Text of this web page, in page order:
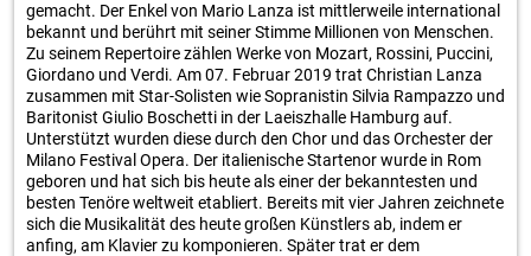
gemacht. Der Enkel von Mario Lanza ist mittlerweile international
bekannt und berührt mit seiner Stimme Millionen von Menschen.
Zu seinem Repertoire zählen Werke von Mozart, Rossini, Puccini,
Giordano und Verdi. Am 07. Februar 2019 trat Christian Lanza
zusammen mit Star-Solisten wie Sopranistin Silvia Rampazzo und
Baritonist Giulio Boschetti in der Laeiszhalle Hamburg auf.
Unterstützt wurden diese durch den Chor und das Orchester der
Milano Festival Opera. Der italienische Startenor wurde in Rom
geboren und hat sich bis heute als einer der bekanntesten und
besten Tenöre weltweit etabliert. Bereits mit vier Jahren zeichnete
sich die Musikalität des heute großen Künstlers ab, indem er
anfing, am Klavier zu komponieren. Später trat er dem